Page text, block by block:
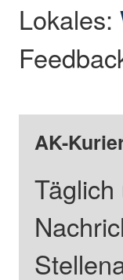
Lokales:
AK-